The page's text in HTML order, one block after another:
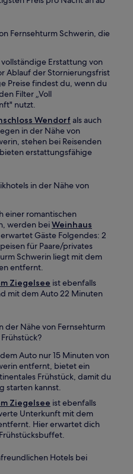
Fernsehturm Schwerin, die
Erstattung von
Ablauf der Stornierungsfrist
Preise findest du, wenn du
Filter „Voll
nutzt.
Wendorf als auch
in der Nähe von
stehen bei Reisenden
erstattungsfähige
in der Nähe von
einer romantischen
werden beiWeinhaus
Gäste Folgendes: 2
für Paare/privates
Schwerin liegt mit dem
entfernt.
Ziegelsee ist ebenfalls
mit dem Auto 22 Minuten
der Nähe von Fernsehturm
Auto nur 15 Minuten von
entfernt, bietet ein
Frühstück, damit du
starten kannst.
Ziegelsee ist ebenfalls
Unterkunft mit dem
Hier erwartet dich
Hotels bei